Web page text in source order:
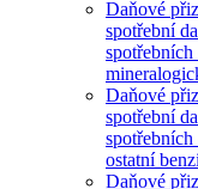
Daňové
spotřební
Daňové
spotřební
ostatní
Daňové